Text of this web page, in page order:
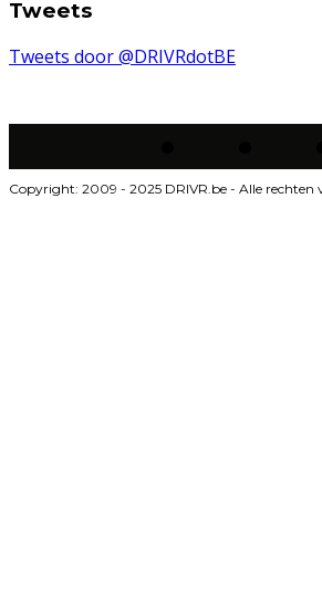
Tweets
Tweets door @DRIVRdotBE
Copyright: 2009 - 2025 DRIVR.be - Alle rechten